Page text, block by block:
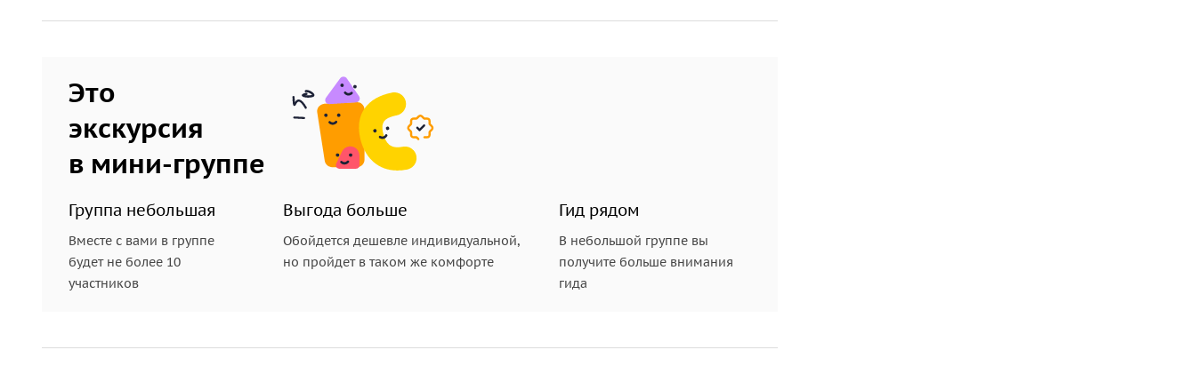
Это
экскурсия
в мини-группе
Группа небольшая
Вместе с вами в группе
будет не более 10
участников
Выгода больше
Обойдется дешевле индивидуальной,
но пройдет в таком же комфорте
Гид рядом
В небольшой группе вы
получите больше внимания
гида